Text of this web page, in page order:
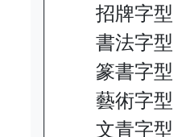
招牌字型
書法字型
篆書字型
藝術字型
文青字型